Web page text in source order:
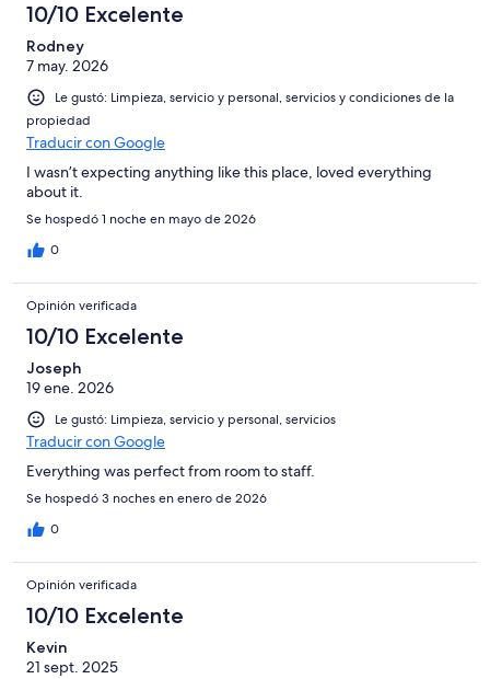
10/10 Excelente
Rodney
7 may. 2026
Le gustó: Limpieza, servicio y personal, servicios y condiciones de la
propiedad
Traducir con Google
I wasn’t expecting anything like this place, loved everything
about it.
Se hospedó 1 noche en mayo de 2026
0
Opinión verificada
10/10 Excelente
Joseph
19 ene. 2026
Le gustó: Limpieza, servicio y personal, servicios
Traducir con Google
Everything was perfect from room to staff.
Se hospedó 3 noches en enero de 2026
0
Opinión verificada
10/10 Excelente
Kevin
21 sept. 2025